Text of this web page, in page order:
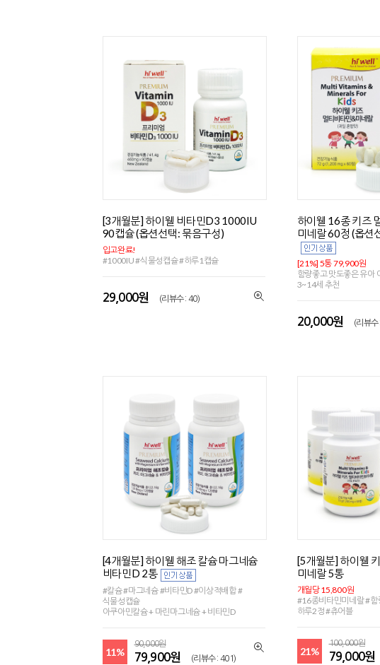
[3개월분] 하이웰 비타민D3 1000IU
90캡슐 (옵션선택: 묶음구성)
입고완료!
#1000IU #식물성캡슐 #하루1캡슐
29,000원 (리뷰수 : 40)
하이웰 16종 키즈
미네랄 60정 (옵션
[21%] 5통 79,900원
함량좋고 맛도좋은 유아
3~14세 추천
20,000원 (리뷰수
[4개월분] 하이웰 해조 칼슘 마그네슘
비타민D 2통
#칼슘 #마그네슘 #비타민D #이상적배합 #
식물성캡슐
아쿠아민칼슘 + 마린마그네슘 + 비타민D
11%
90,000원
79,900원 (리뷰수 : 401)
[5개월분] 하이웰
미네랄 5통
개월당 15,800원
#16종비타민미네랄 #함
하루2정 #츄어블
21%
100,000원
79,000원